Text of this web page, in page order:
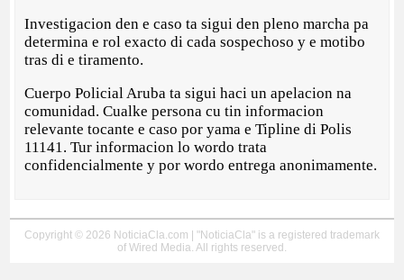
Investigacion den e caso ta sigui den pleno marcha pa
determina e rol exacto di cada sospechoso y e motibo
tras di e tiramento.
Cuerpo Policial Aruba ta sigui haci un apelacion na
comunidad. Cualke persona cu tin informacion
relevante tocante e caso por yama e Tipline di Polis
11141. Tur informacion lo wordo trata
confidencialmente y por wordo entrega anonimamente.
Copyright © 2026 NoticiaCla.com | "NoticiaCla" is a registered trademark
of Wired Media. All rights reserved.